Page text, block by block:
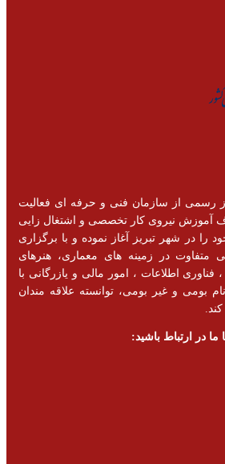
رسمی از سازمان فنی و حرفه ای فعالیت
سال 1394با هدف آموزش نیروی کار تخصصی و اشتغال زایی
در شهر تبریز آغاز نموده و با برگزاری
متفاوت در زمینه های معماری، هنرهای
اطلاعات ، امور مالی و یازرگانی با
بومی و غیر بومی، توانسته علاقه مندان
ما در ارتباط باشید: